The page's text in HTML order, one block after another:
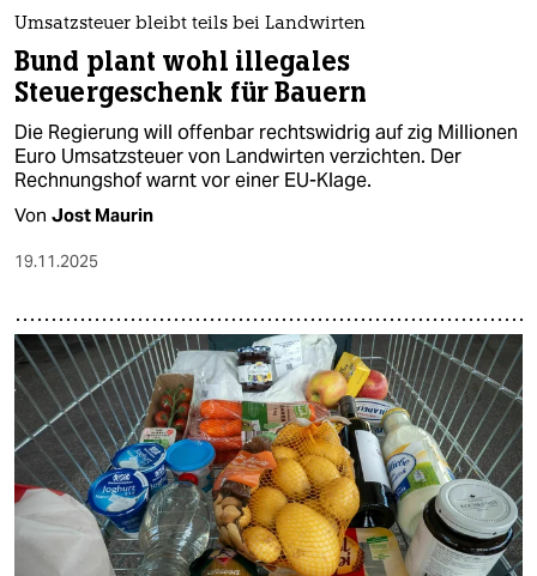
Umsatzsteuer bleibt teils bei Landwirten
Bund plant wohl illegales
Steuergeschenk für Bauern
Die Regierung will offenbar rechtswidrig auf zig Millionen
Euro Umsatzsteuer von Landwirten verzichten. Der
Rechnungshof warnt vor einer EU-Klage.
Von Jost Maurin
19.11.2025